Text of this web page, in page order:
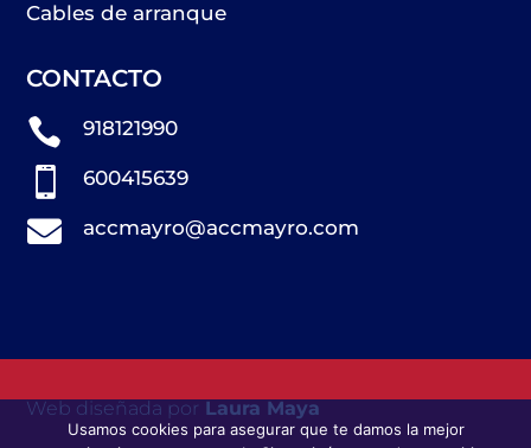
Cables de arranque
CONTACTO
 918121990
 600415639
 accmayro@accmayro.com
Web diseñada por Laura Maya
Usamos cookies para asegurar que te damos la mejor